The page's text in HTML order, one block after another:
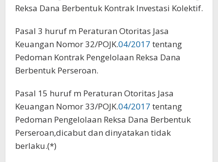
Reksa Dana Berbentuk Kontrak Investasi Kolektif.
Pasal 3 huruf m Peraturan Otoritas Jasa
Keuangan Nomor 32/POJK.04/2017 tentang
Pedoman Kontrak Pengelolaan Reksa Dana
Berbentuk Perseroan.
Pasal 15 huruf m Peraturan Otoritas Jasa
Keuangan Nomor 33/POJK.04/2017 tentang
Pedoman Pengelolaan Reksa Dana Berbentuk
Perseroan,dicabut dan dinyatakan tidak
berlaku.(*)